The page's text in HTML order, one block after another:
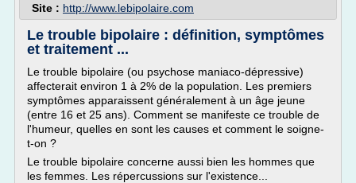
Site : http://www.lebipolaire.com
Le trouble bipolaire : définition, symptômes
et traitement ...
Le trouble bipolaire (ou psychose maniaco-dépressive)
affecterait environ 1 à 2% de la population. Les premiers
symptômes apparaissent généralement à un âge jeune
(entre 16 et 25 ans). Comment se manifeste ce trouble de
l'humeur, quelles en sont les causes et comment le soigne-
t-on ?
Le trouble bipolaire concerne aussi bien les hommes que
les femmes. Les répercussions sur l'existence...